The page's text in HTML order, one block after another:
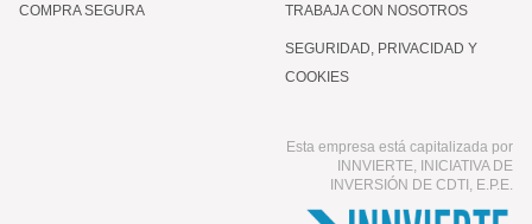
COMPRA SEGURA TRABAJA CON NOSOTROS
SEGURIDAD, PRIVACIDAD Y
COOKIES
Esta empresa está capitalizada por
INNVIERTE, INICIATIVA DE
INVERSIÓN DE CDTI, E.P.E.